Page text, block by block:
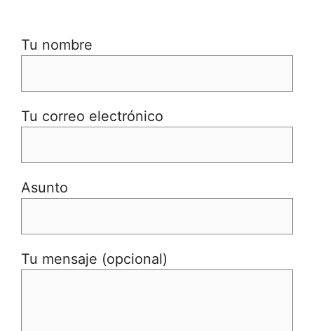
Tu nombre
Tu correo electrónico
Asunto
Tu mensaje (opcional)